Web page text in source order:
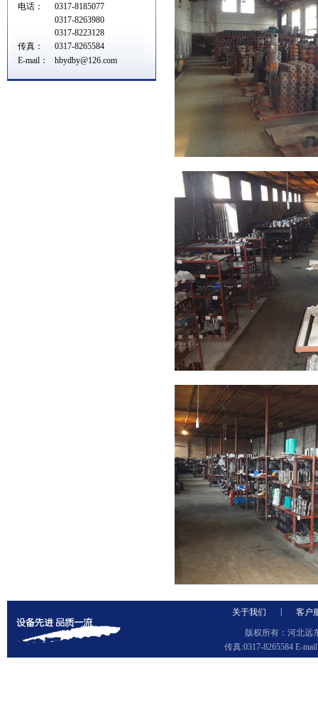
电话：
0317-8185077
0317-8263980
0317-8223128
传真：
0317-8265584
E-mail：
hbydby@126.com
关于我们 客户
版权所有：河北远
传真:0317-8265584 E-